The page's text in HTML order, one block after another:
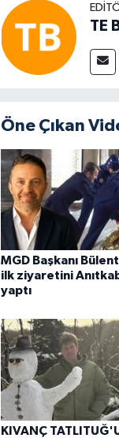
TE
Öne Çıkan
MGD Başkanı
ilk ziyaretini
yaptı
KIVANÇ